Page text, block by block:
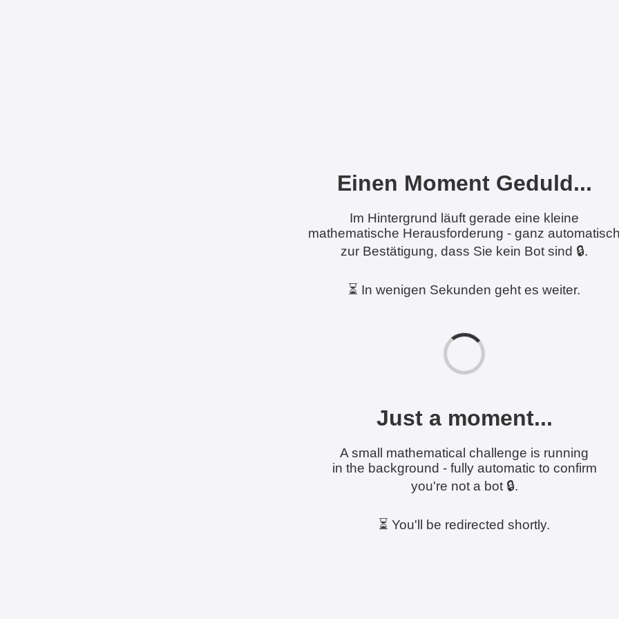
Einen Moment Geduld...
Im Hintergrund läuft gerade eine kleine
mathematische Herausforderung - ganz
zur Bestätigung, dass Sie kein Bot sind 🔒.
⏳ In wenigen Sekunden geht es weiter.
Just a moment...
A small mathematical challenge is running
in the background - fully automatic to confirm
you're not a bot 🔒.
⏳ You'll be redirected shortly.